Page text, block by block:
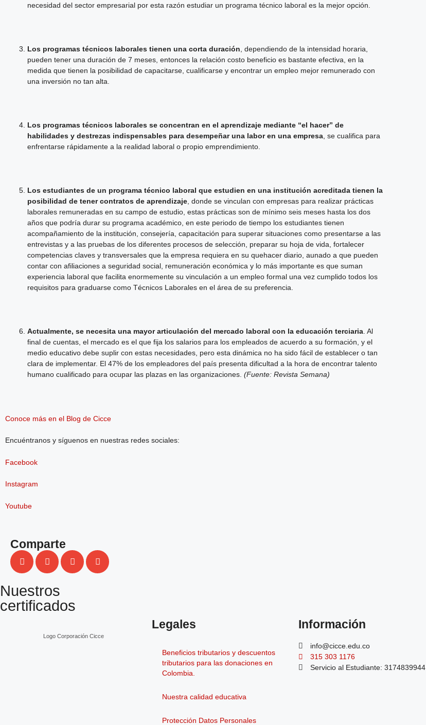
necesidad del sector empresarial por esta razón estudiar un programa técnico laboral es la mejor opción.
Los programas técnicos laborales tienen una corta duración , dependiendo de la intensidad horaria,
pueden tener una duración de 7 meses, entonces la relación costo beneficio es bastante efectiva, en la
medida que tienen la posibilidad de capacitarse, cualificarse y encontrar un empleo mejor remunerado con
una inversión no tan alta.
Los programas técnicos laborales se concentran en el aprendizaje mediante “el hacer” de
habilidades y destrezas indispensables para desempeñar una labor en una empresa , se cualifica para
enfrentarse rápidamente a la realidad laboral o propio emprendimiento.
Los estudiantes de un programa técnico laboral que estudien en una institución acreditada tienen la
posibilidad de tener contratos de aprendizaje, donde se vinculan con empresas para realizar prácticas
laborales remuneradas en su campo de estudio, estas prácticas son de mínimo seis meses hasta los dos
años que podría durar su programa académico, en este periodo de tiempo los estudiantes tienen
acompañamiento de la institución, consejería, capacitación para superar situaciones como presentarse a las
entrevistas y a las pruebas de los diferentes procesos de selección, preparar su hoja de vida, fortalecer
competencias claves y transversales que la empresa requiera en su quehacer diario, aunado a que pueden
contar con afiliaciones a seguridad social, remuneración económica y lo más importante es que suman
experiencia laboral que facilita enormemente su vinculación a un empleo formal una vez cumplido todos los
requisitos para graduarse como Técnicos Laborales en el área de su preferencia.
Actualmente, se necesita una mayor articulación del mercado laboral con la educación terciaria. Al
final de cuentas, el mercado es el que fija los salarios para los empleados de acuerdo a su formación, y el
medio educativo debe suplir con estas necesidades, pero esta dinámica no ha sido fácil de establecer o tan
clara de implementar. El 47% de los empleadores del país presenta dificultad a la hora de encontrar talento
humano cualificado para ocupar las plazas en las organizaciones.(Fuente: Revista Semana)
Conoce más en el Blog de Cicce
Encuéntranos y síguenos en nuestras redes sociales:
Facebook
Instagram
Youtube
Comparte
Nuestros
certificados
Logo Corporación Cicce
Legales
Beneficios tributarios y descuentos
tributarios para las donaciones en
Colombia.
Nuestra calidad educativa
Protección Datos Personales
Información
info@cicce.edu.co
315 303 1176
Servicio al Estudiante: 3174839944